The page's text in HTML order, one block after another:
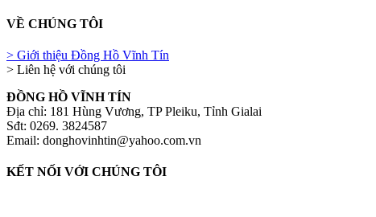
VỀ CHÚNG TÔI
> Giới thiệu Đồng Hồ Vĩnh Tín
> Liên hệ với chúng tôi
ĐỒNG HỒ VĨNH TÍN
Địa chỉ: 181 Hùng Vương, TP Pleiku, Tỉnh Gialai
Sđt: 0269. 3824587
Email: donghovinhtin@yahoo.com.vn
KẾT NỐI VỚI CHÚNG TÔI